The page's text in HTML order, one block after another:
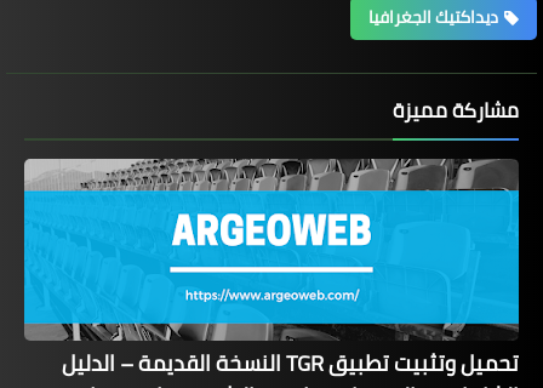
ديداكتيك الجغرافيا
مشاركة مميزة
تحميل وتثبيت تطبيق TGR النسخة القديمة – الدليل